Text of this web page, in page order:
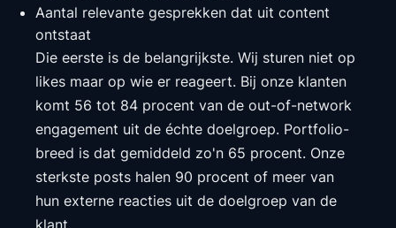
Aantal relevante gesprekken dat uit content
ontstaat
Die eerste is de belangrijkste. Wij sturen niet op
likes maar op wie er reageert. Bij onze klanten
komt 56 tot 84 procent van de out-of-network
engagement uit de échte doelgroep. Portfolio-
breed is dat gemiddeld zo'n 65 procent. Onze
sterkste posts halen 90 procent of meer van
hun externe reacties uit de doelgroep van de
klant.